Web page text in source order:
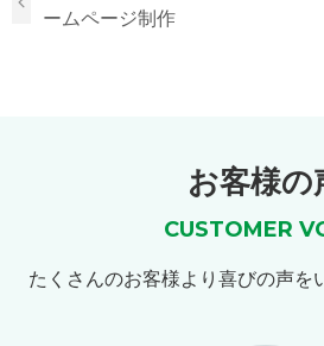
ームページ制作
お客様の
CUSTOMER
たくさんのお客様より喜びの声を